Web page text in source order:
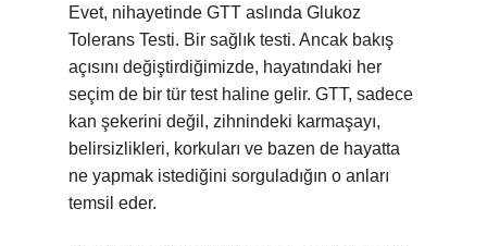
Evet, nihayetinde GTT aslında Glukoz
Tolerans Testi. Bir sağlık testi. Ancak bakış
açısını değiştirdiğimizde, hayatındaki her
seçim de bir tür test haline gelir. GTT, sadece
kan şekerini değil, zihnindeki karmaşayı,
belirsizlikleri, korkuları ve bazen de hayatta
ne yapmak istediğini sorguladığın o anları
temsil eder.